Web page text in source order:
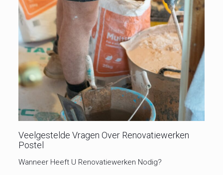
Veelgestelde Vragen Over Renovatiewerken
Postel
Wanneer Heeft U Renovatiewerken Nodig?